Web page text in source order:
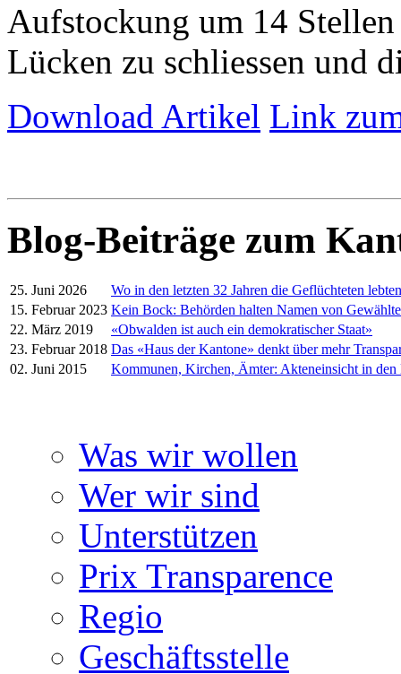
Aufstockung um 14
Lücken zu schliessen und
Download Artikel Link
Blog-Beiträge zum
25. Juni 2026
Wo in den letzten 32 Jahren die Geflüchteten lebten
15. Februar 2023 Kein Bock: Behörden halten Namen von
22. März 2019
«Obwalden ist auch ein demokratischer Staat»
23. Februar 2018 Das «Haus der Kantone» denkt über mehr
02. Juni 2015
Kommunen, Kirchen, Ämter: Akteneinsicht in den
Was wir wollen
Wer wir sind
Unterstützen
Prix Transparence
Regio
Geschäftsstelle